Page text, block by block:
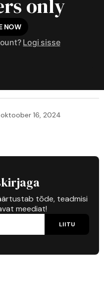
only
NOW
Logi sisse
oktoober 16, 2024
tõde, teadmisi
meediat!
LIITU